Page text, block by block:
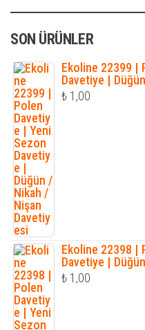
SON ÜRÜNLER
Ekoline 22399 |
Davetiye |
₺ 1,00
Ekoline 22398 |
Davetiye |
₺ 1,00